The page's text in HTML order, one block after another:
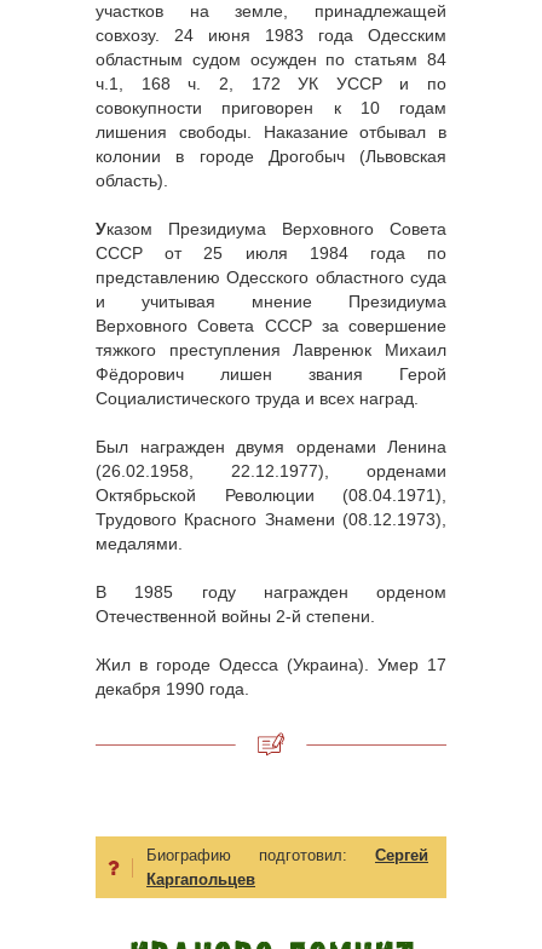
участков на земле, принадлежащей
совхозу. 24 июня 1983 года Одесским
областным судом осужден по статьям 84
ч.1, 168 ч. 2, 172 УК УССР и по
совокупности приговорен к 10 годам
лишения свободы. Наказание отбывал в
колонии в городе Дрогобыч (Львовская
область).
Указом Президиума Верховного Совета
СССР от 25 июля 1984 года по
представлению Одесского областного суда
и учитывая мнение Президиума
Верховного Совета СССР за совершение
тяжкого преступления Лавренюк Михаил
Фёдорович лишен звания Герой
Социалистического труда и всех наград.
Был награжден двумя орденами Ленина
(26.02.1958, 22.12.1977), орденами
Октябрьской Революции (08.04.1971),
Трудового Красного Знамени (08.12.1973),
медалями.
В 1985 году награжден орденом
Отечественной войны 2-й степени.
Жил в городе Одесса (Украина). Умер 17
декабря 1990 года.
Биографию подготовил: Сергей
Каргапольцев